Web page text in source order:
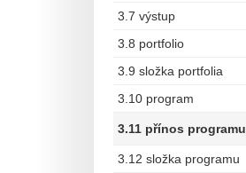
3.7 výstup
3.8 portfolio
3.9 složka portfolia
3.10 program
3.11 přínos programu
3.12 složka programu